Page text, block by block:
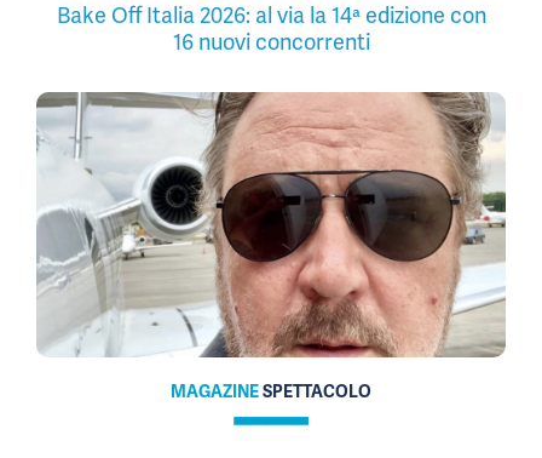
Bake Off Italia 2026: al via la 14ª edizione con
16 nuovi concorrenti
MAGAZINESPETTACOLO